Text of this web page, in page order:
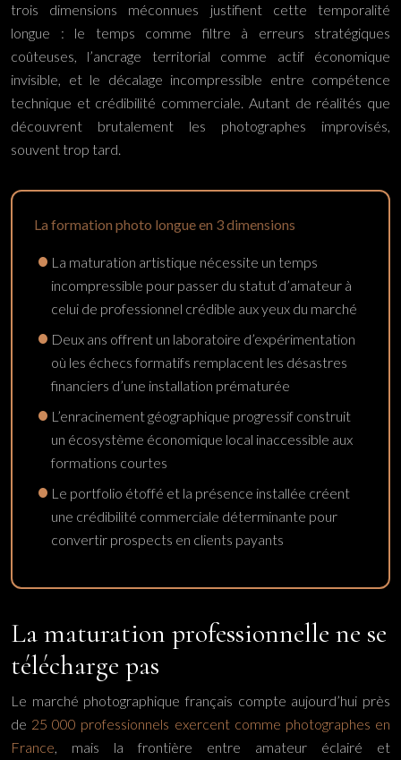
trois dimensions méconnues justifient cette temporalité
longue : le temps comme filtre à erreurs stratégiques
coûteuses, l’ancrage territorial comme actif économique
invisible, et le décalage incompressible entre compétence
technique et crédibilité commerciale. Autant de réalités que
découvrent brutalement les photographes improvisés,
souvent trop tard.
La formation photo longue en 3 dimensions
La maturation artistique nécessite un temps
incompressible pour passer du statut d’amateur à
celui de professionnel crédible aux yeux du marché
Deux ans offrent un laboratoire d’expérimentation
où les échecs formatifs remplacent les désastres
financiers d’une installation prématurée
L’enracinement géographique progressif construit
un écosystème économique local inaccessible aux
formations courtes
Le portfolio étoffé et la présence installée créent
une crédibilité commerciale déterminante pour
convertir prospects en clients payants
La maturation professionnelle ne se
télécharge pas
Le marché photographique français compte aujourd’hui près
de 25 000 professionnels exercent comme photographes en
France, mais la frontière entre amateur éclairé et